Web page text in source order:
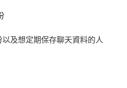
及想定期保存聊天資料的人